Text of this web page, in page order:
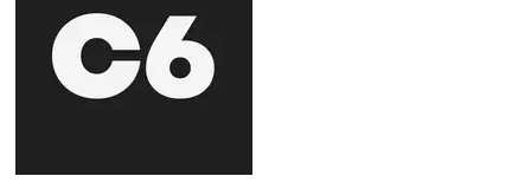
meios
pagamentos